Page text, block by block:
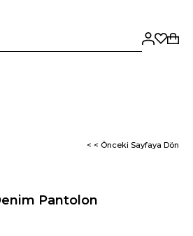
< < Önceki Sayfaya Dön
Pantolon